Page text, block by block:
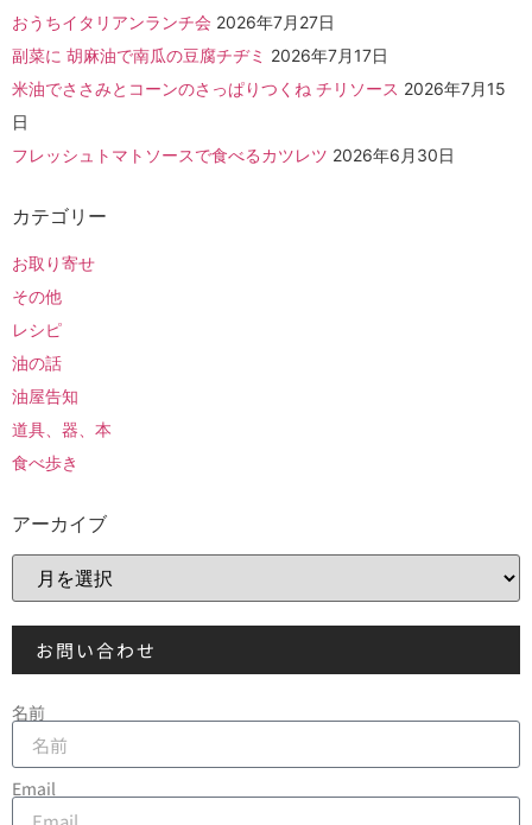
おうちイタリアンランチ会 2026年7月27日
副菜に 胡麻油で南瓜の豆腐チヂミ 2026年7月17日
米油でささみとコーンのさっぱりつくね チリソース 2026年7月15
日
フレッシュトマトソースで食べるカツレツ 2026年6月30日
カテゴリー
お取り寄せ
その他
レシピ
油の話
油屋告知
道具、器、本
食べ歩き
アーカイブ
お問い合わせ
名前
Email